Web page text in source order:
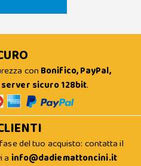
con Bonifico, PayPal,
server sicuro 128bit.
del tuo acquisto: contatta il
a info@dadiemattoncini.it